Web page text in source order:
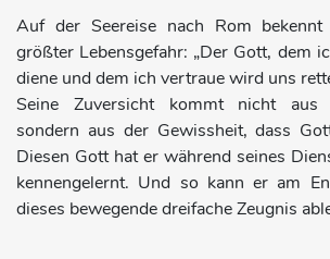
Auf der Seereise nach Rom
größter Lebensgefahr: „Der Gott, dem
diene und dem ich vertraue wird uns
Seine Zuversicht kommt nicht aus
sondern aus der Gewissheit, dass
Diesen Gott hat er während seines
kennengelernt. Und so kann er am
dieses bewegende dreifache Zeugnis